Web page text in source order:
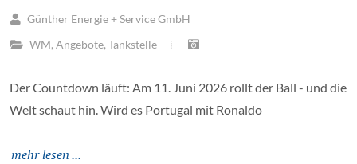
Günther Energie + Service GmbH
WM, Angebote, Tankstelle
Der Countdown läuft: Am 11. Juni 2026 rollt der Ball - und die
Welt schaut hin. Wird es Portugal mit Ronaldo
mehr lesen ...